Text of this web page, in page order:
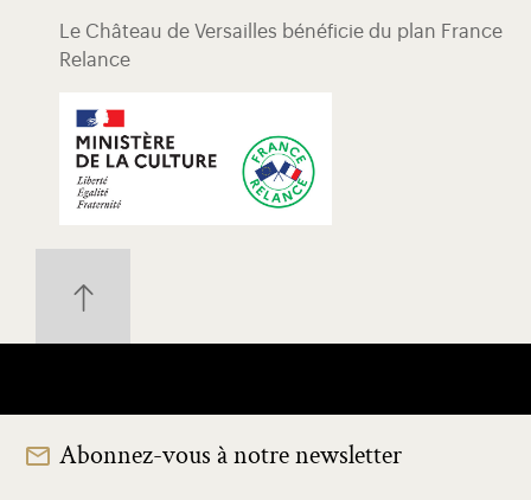
Le Château de Versailles bénéficie du plan France
Relance
Abonnez-vous à notre newsletter